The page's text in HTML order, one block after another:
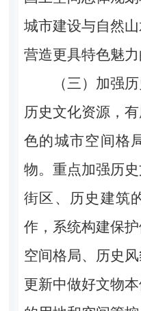
城市建设与自然
营造更具特色魅力
（三）加强
历史文化资源，
色的城市空间格
物。重点加强历
街区、历史建筑
作，系统构建保
空间格局、历史
更新中做好文物